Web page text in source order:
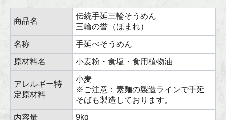
商品名
伝統手延三輪そうめん
三輪の誉（ほまれ）
名称 手延べそうめん
原材料名 小麦粉・食塩・食用植物油
アレルギー特
定原材料
小麦
※ご注意：素麺の製造ラインで手延
そばも製造しております。
内容量 9kg